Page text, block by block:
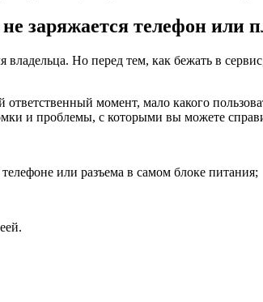
заряжается телефон или
владельца. Но перед тем, как бежать в
момент, мало какого
и проблемы, с которыми вы можете
или разъема в самом блоке питания;